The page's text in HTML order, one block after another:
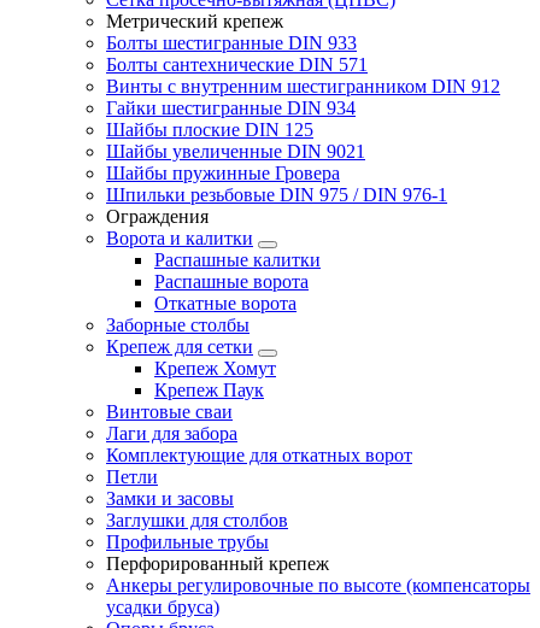
Метрический крепеж
Болты шестигранные DIN 933
Болты сантехнические DIN 571
Винты с внутренним шестигранником DIN 912
Гайки шестигранные DIN 934
Шайбы плоские DIN 125
Шайбы увеличенные DIN 9021
Шайбы пружинные Гровера
Шпильки резьбовые DIN 975 / DIN 976-1
Ограждения
Ворота и калитки
Распашные калитки
Распашные ворота
Откатные ворота
Заборные столбы
Крепеж для сетки
Крепеж Хомут
Крепеж Паук
Винтовые сваи
Лаги для забора
Комплектующие для откатных ворот
Петли
Замки и засовы
Заглушки для столбов
Профильные трубы
Перфорированный крепеж
Анкеры регулировочные по высоте (компенсаторы
усадки бруса)